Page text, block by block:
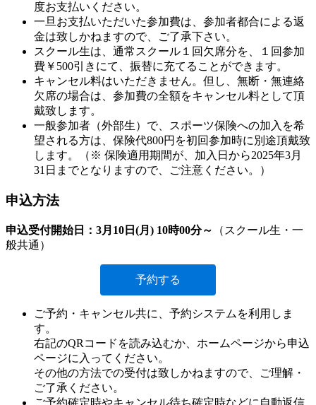
度お支払いください。
一旦お支払いただいた参加費は、参加者都合による返
金は致しかねますので、ご了承下さい。
スクール生は、通常スクール１回欠席分を、１回参加
費￥500引きにて、振替に充てることができます。
キャンセル料はいただきません。但し、無断・無連絡
欠席の場合は、参加費の全額をキャンセル料として頂
戴致します。
一般参加者（外部生）で、スポーツ保険への加入を希
望される方は、保険代800円を初回参加時に別途頂戴致
します。（※ 保険適用期間が、加入日から2025年3月
31日までとなりますので、ご注意ください。）
申込方法
申込受付開始日：3月10日(月) 10時00分～
（スクール生・一
般共通）
予約する
ご予約・キャンセル共に、予約システムを利用しま
す。
右記のQRコードを読み込むか、ホームページから申込
ページに入ってください。
その他の方法での受付は致しかねますので、ご理解・
ご了承ください。
ご予約確定時やキャンセル待ち確定時などに自動返信